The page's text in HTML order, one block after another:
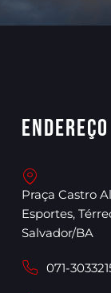
Endereço
Praça Castro
Esportes,
Salvador/BA
071-